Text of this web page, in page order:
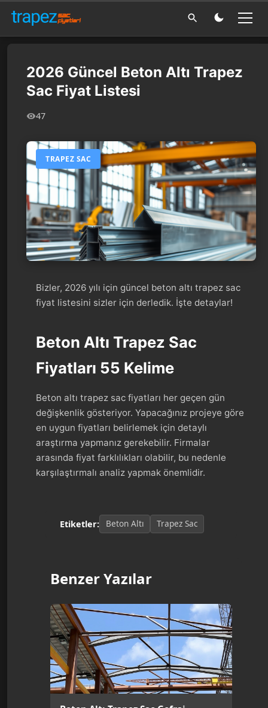
2026 Güncel Beton Altı Trapez
Sac Fiyat Listesi
47
TRAPEZ SAC
Bizler, 2026 yılı için güncel beton altı trapez sac
fiyat listesini sizler için derledik. İşte detaylar!
Beton Altı Trapez Sac
Fiyatları 55 Kelime
Beton altı trapez sac fiyatları her geçen gün
değişkenlik gösteriyor. Yapacağınız projeye göre
en uygun fiyatları belirlemek için detaylı
araştırma yapmanız gerekebilir. Firmalar
arasında fiyat farklılıkları olabilir, bu nedenle
karşılaştırmalı analiz yapmak önemlidir.
Etiketler: Beton Altı Trapez Sac
Benzer Yazılar